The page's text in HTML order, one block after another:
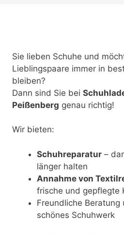
Sie lieben Schuhe und
Lieblingspaare immer in
bleiben?
Dann sind Sie bei
Peißenberg genau richtig!
Wir bieten:
Schuhreparatur –
länger halten
Annahme von
frische und gepflegte
Freundliche Beratung
schönes Schuhwerk